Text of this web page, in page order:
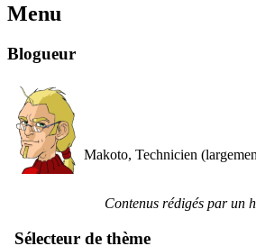
Menu
Blogueur
Makoto, Technicien
Contenus rédigés par un
Sélecteur de thème